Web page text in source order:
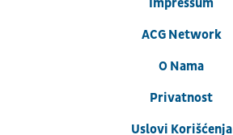
ACG Network
O Nama
Privatnost
Uslovi Korišćenja